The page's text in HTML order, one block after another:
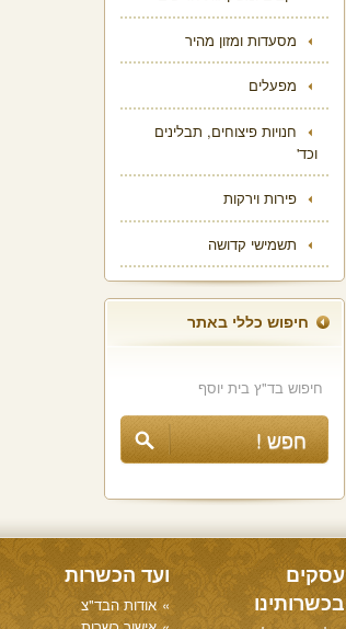
מסעדות ומזון מהיר
מפעלים
חנויות פיצוחים, תבלינים
וכד'
פירות וירקות
תשמישי קדושה
חיפוש כללי באתר
עסקים
בכשרותינו
ועד הכשרות
אודות הבד"צ